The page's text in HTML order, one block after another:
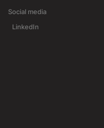
Social media
LinkedIn